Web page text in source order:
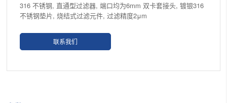
316 不锈钢, 直通型过滤器, 端口均为6mm 双卡套接头, 镀银316
不锈钢垫片, 烧结式过滤元件, 过滤精度2μm
联系我们